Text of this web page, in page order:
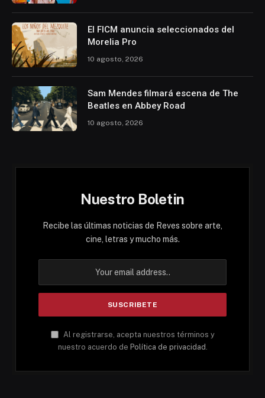
El FICM anuncia seleccionados del
Morelia Pro
10 agosto, 2026
Sam Mendes filmará escena de The
Beatles en Abbey Road
10 agosto, 2026
Nuestro Boletin
Recibe las últimas noticias de Reves sobre arte,
cine, letras y mucho más.
Al registrarse, acepta nuestros términos y
nuestro acuerdo de Política de privacidad